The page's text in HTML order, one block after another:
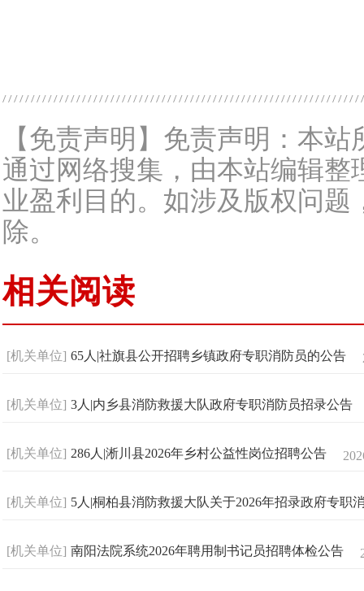
【免责声明】免责声明：本
通过网络搜集，由本站编辑
业盈利目的。如涉及版权问
除。
相关阅读
[机关单位] 65人|社旗县公开招聘乡镇政府专职消防员的公告
[机关单位] 3人|内乡县消防救援大队政府专职消防员招录公告
[机关单位] 286人|淅川县2026年乡村公益性岗位招聘公告
[机关单位] 5人|桐柏县消防救援大队关于2026年招录政府专职
[机关单位] 南阳法院系统2026年聘用制书记员招聘体检公告